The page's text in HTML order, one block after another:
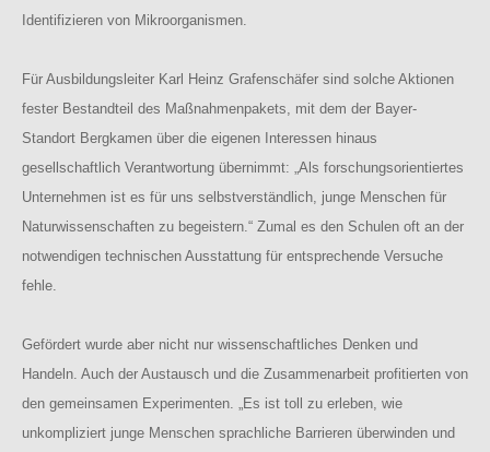
Identifizieren von Mikroorganismen.
Für Ausbildungsleiter Karl Heinz Grafenschäfer sind solche Aktionen
fester Bestandteil des Maßnahmenpakets, mit dem der Bayer-
Standort Bergkamen über die eigenen Interessen hinaus
gesellschaftlich Verantwortung übernimmt: „Als forschungsorientiertes
Unternehmen ist es für uns selbstverständlich, junge Menschen für
Naturwissenschaften zu begeistern.“ Zumal es den Schulen oft an der
notwendigen technischen Ausstattung für entsprechende Versuche
fehle.
Gefördert wurde aber nicht nur wissenschaftliches Denken und
Handeln. Auch der Austausch und die Zusammenarbeit profitierten von
den gemeinsamen Experimenten. „Es ist toll zu erleben, wie
unkompliziert junge Menschen sprachliche Barrieren überwinden und